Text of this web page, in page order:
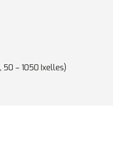
50 – 1050 Ixelles)